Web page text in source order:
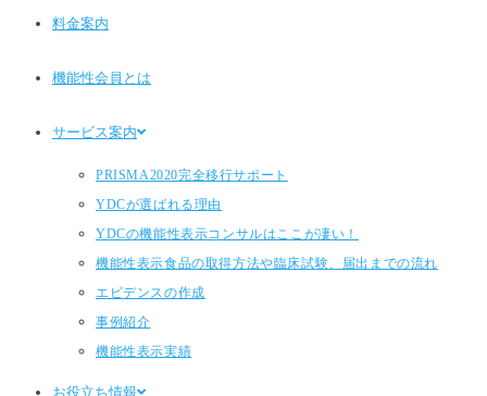
料金案内
機能性会員とは
サービス案内
PRISMA2020完全移行サポート
YDCが選ばれる理由
YDCの機能性表示コンサルはここが凄い！
機能性表示食品の取得方法や臨床試験、届出までの流れ
エビデンスの作成
事例紹介
機能性表示実績
お役立ち情報